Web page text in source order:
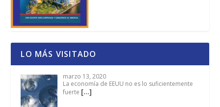
LO MÁS VISITADO
marzo 13, 2020
La economía de EEUU no es lo suficientemente
fuerte […]